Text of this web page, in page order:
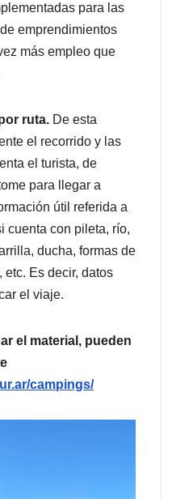
para las
emprendimientos
más empleo que
ruta. De esta
el recorrido y las
el turista, de
para llegar a
útil referida a
cuenta con pileta, río,
ducha, formas de
etc. Es decir, datos
el viaje.
el material, pueden
campings/